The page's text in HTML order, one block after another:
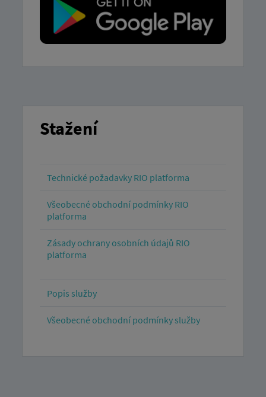
Stažení
Technické požadavky RIO platforma
Všeobecné obchodní podmínky RIO
platforma
Zásady ochrany osobních údajů RIO
platforma
Popis služby
Všeobecné obchodní podmínky služby